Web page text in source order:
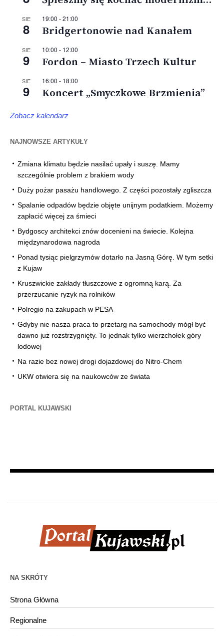
SIE
8
19:00 -21:00
Bridgertonowie nad Kanałem
SIE
9
10:00 - 12:00
Fordon – Miasto Trzech Kultur
SIE
9
16:00 - 18:00
Koncert „Smyczkowe Brzmienia”
Zobacz kalendarz
NAJNOWSZE ARTYKUŁY
Zmiana klimatu będzie nasilać upały i suszę. Mamy
szczególnie problem z brakiem wody
Duży pożar pasażu handlowego. Z części pozostały zgliszcza
Spalanie odpadów będzie objęte unijnym podatkiem. Możemy
zapłacić więcej za śmieci
Bydgoscy architekci znów docenieni na świecie. Kolejna
międzynarodowa nagroda
Ponad tysiąc pielgrzymów dotarło na Jasną Górę. W tym setki
z Kujaw
Kruszwickie zakłady tłuszczowe z ogromną karą. Za
przerzucanie ryzyk na rolników
Polregio na zakupach w PESA
Gdyby nie nasza praca to przetarg na samochody mógł być
dawno już rozstrzygnięty. To jednak tylko wierzchołek góry
lodowej
Na razie bez nowej drogi dojazdowej do Nitro-Chem
UKW otwiera się na naukowców ze świata
PORTAL KUJAWSKI
NA SKRÓTY
Strona Główna
Regionalne